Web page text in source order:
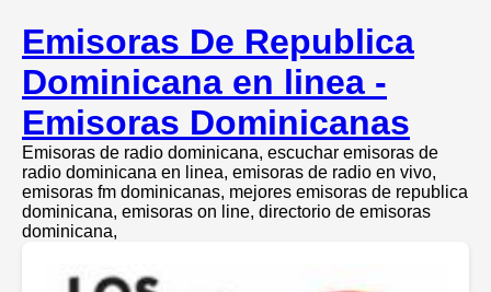
Emisoras De Republica
Dominicana en linea -
Emisoras Dominicanas
Emisoras de radio dominicana, escuchar emisoras de
radio dominicana en linea, emisoras de radio en vivo,
emisoras fm dominicanas, mejores emisoras de republica
dominicana, emisoras on line, directorio de emisoras
dominicana,